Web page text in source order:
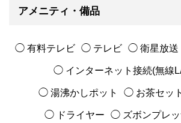
アメニティ・備品
◯ 有料テレビ ◯ テレビ ◯ 衛星放送
◯ インターネット接続(無線
◯ 湯沸かしポット ◯ お茶セット
◯ ドライヤー ◯ ズボンプレ